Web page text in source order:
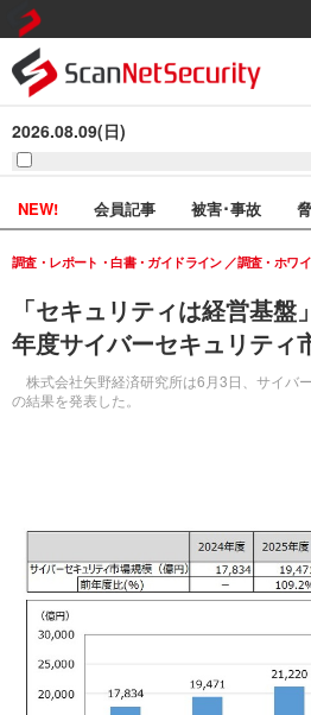
2026.08.09(日)
NEW! 会員記事 被害･事故
「セキュリティは経営基
年度サイバーセキュリティ
株式会社矢野経済研究所は6月3日、サイバ
の結果を発表した。
調査・レポート・白書・ガイドライン 調査・ホワ